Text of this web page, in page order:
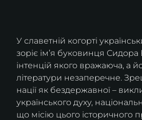
У славетній когорті
зоріє ім’я буковинця
інтенцій якого вражаюча, а
літератури незаперечне.
нації як бездержавної –
українського духу,
що місію цього історичного